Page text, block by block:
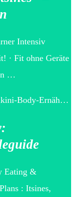
Intensiv
· Fit ohne Geräte
…
Body-Ernäh…
Eating &
: Itsines,